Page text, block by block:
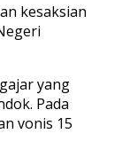
kesaksian
yang
Pada
vonis 15